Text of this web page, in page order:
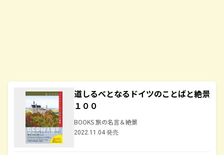
道しるべとなるドイツのことばと絶景
１００
BOOKS 旅の名言＆絶景
2022.11.04 発売